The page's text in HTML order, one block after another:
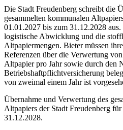
Die Stadt Freudenberg schreibt die
gesammelten kommunalen
01.01.2027 bis zum 31.12.2028
logistische Abwicklung und die
Altpapiermengen. Bieter müssen
Referenzen über die Verwertung
Altpapier pro Jahr sowie durch den
Betriebshaftpflichtversicherung
von zweimal einem Jahr ist
Übernahme und Verwertung des
Altpapiers der Stadt Freudenberg
31.12.2028.